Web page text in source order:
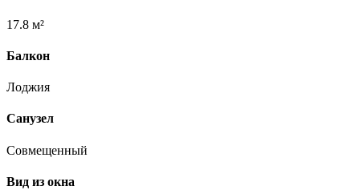
17.8 м²
Балкон
Лоджия
Санузел
Совмещенный
Вид из окна